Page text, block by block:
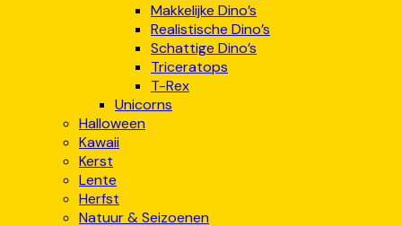
Makkelijke Dino’s
Realistische Dino’s
Schattige Dino’s
Triceratops
T-Rex
Unicorns
Halloween
Kawaii
Kerst
Lente
Herfst
Natuur & Seizoenen